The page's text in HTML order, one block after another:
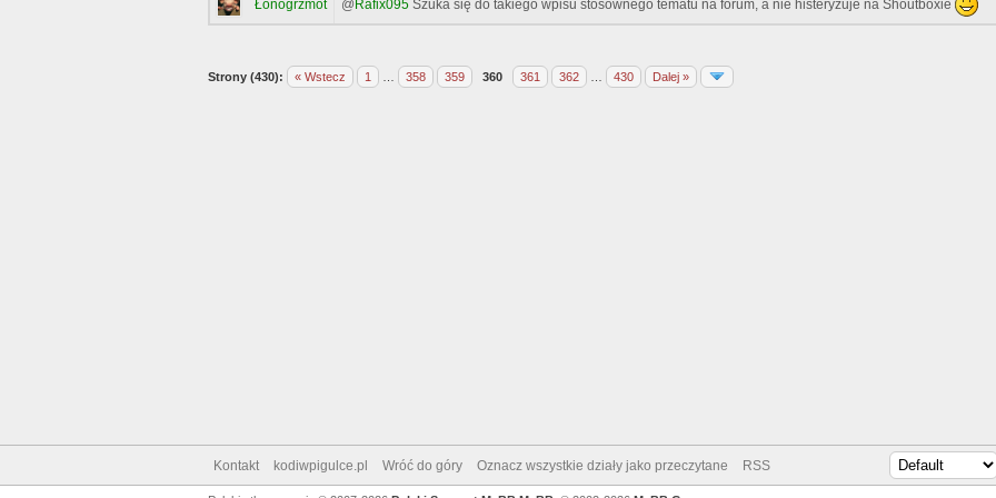
Łonogrzmot @Rafix095 Szuka się do takiego wpisu stosownego tematu na forum, a nie histeryzuje na Shoutboxie
Strony (430): « Wstecz 1 358 359 360 361 362 430 Dalej »
Kontakt kodiwpigulce.pl Wróć do góry Oznacz wszystkie działy jako przeczytane RSS